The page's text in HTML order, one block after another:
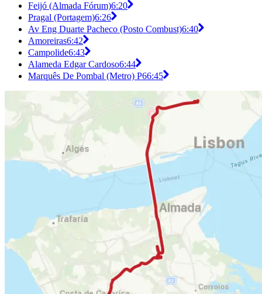
Feijó (Almada Fórum)6:20
Pragal (Portagem)6:26
Av Eng Duarte Pacheco (Posto Combust)6:40
Amoreiras6:42
Campolide6:43
Alameda Edgar Cardoso6:44
Marquês De Pombal (Metro) P66:45